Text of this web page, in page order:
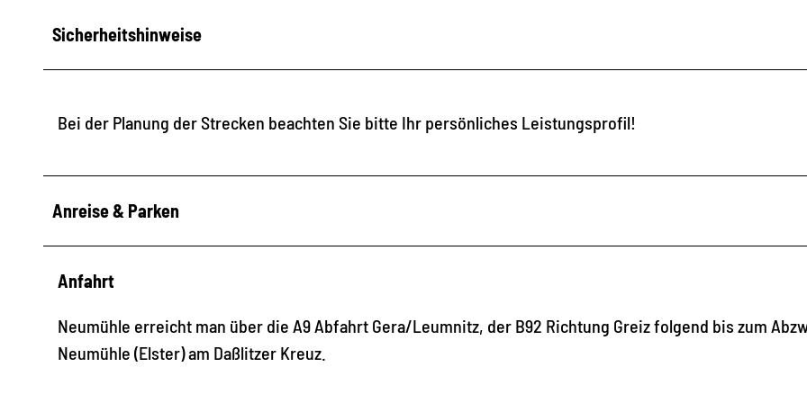
Sicherheitshinweise
Bei der Planung der Strecken beachten Sie bitte Ihr persönliches Leistungsprofil!
Anreise & Parken
Anfahrt
Neumühle erreicht man über die A9 Abfahrt Gera/Leumnitz, der B92 Richtung Greiz folgend bis zum
Neumühle (Elster) am Daßlitzer Kreuz.